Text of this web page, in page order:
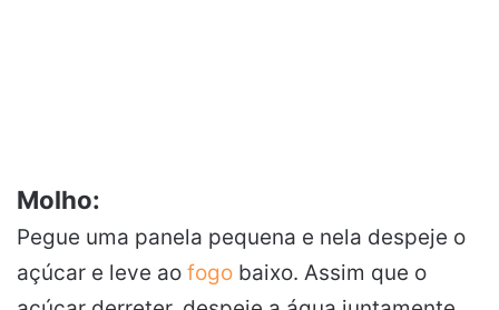
Molho:
Pegue uma panela pequena e nela despeje o
açúcar e leve ao fogo baixo. Assim que o